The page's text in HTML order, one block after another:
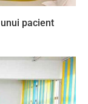
pacient